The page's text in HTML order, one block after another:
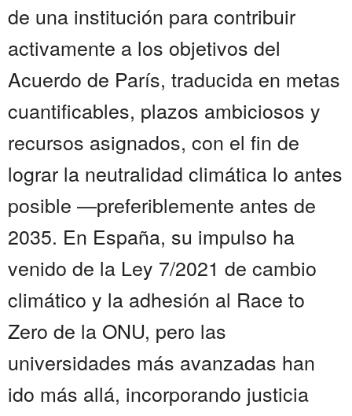
de una institución para contribuir
activamente a los objetivos del
Acuerdo de París, traducida en metas
cuantificables, plazos ambiciosos y
recursos asignados, con el fin de
lograr la neutralidad climática lo antes
posible —preferiblemente antes de
2035. En España, su impulso ha
venido de la Ley 7/2021 de cambio
climático y la adhesión al Race to
Zero de la ONU, pero las
universidades más avanzadas han
ido más allá, incorporando justicia